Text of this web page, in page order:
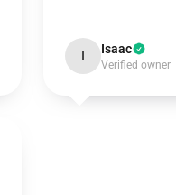
I Isaac
Verified owner